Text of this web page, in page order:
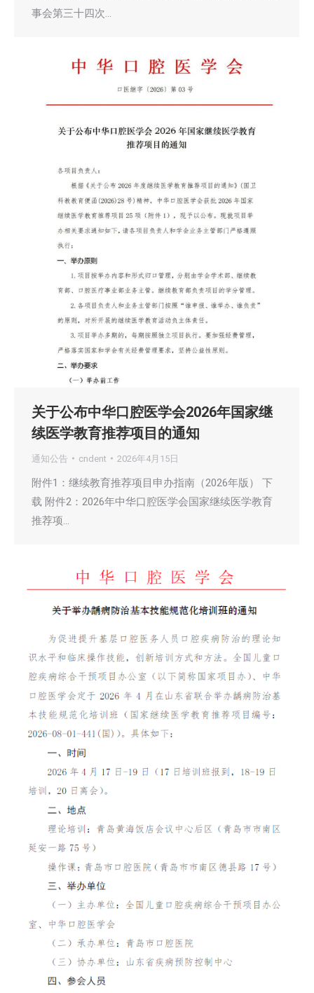
事会第三十四次…
关于公布中华口腔医学会2026年国家继
续医学教育推荐项目的通知
通知公告 cndent 2026年4月15日
附件1：继续教育推荐项目申办指南（2026年版） 下
载 附件2：2026年中华口腔医学会国家继续医学教育
推荐项…